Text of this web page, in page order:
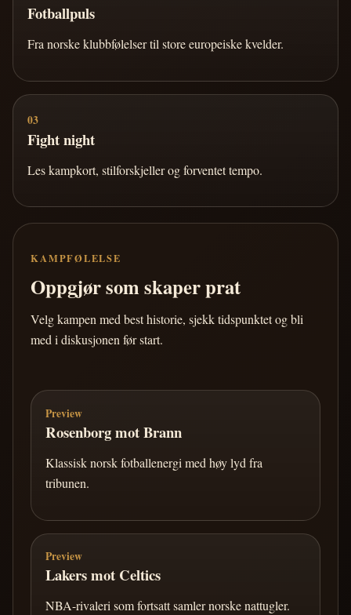
Fotballpuls
Fra norske klubbfølelser til store europeiske kvelder.
03
Fight night
Les kampkort, stilforskjeller og forventet tempo.
KAMPFØLELSE
Oppgjør som skaper prat
Velg kampen med best historie, sjekk tidspunktet og bli
med i diskusjonen før start.
Preview
Rosenborg mot Brann
Klassisk norsk fotballenergi med høy lyd fra
tribunen.
Preview
Lakers mot Celtics
NBA-rivaleri som fortsatt samler norske nattugler.